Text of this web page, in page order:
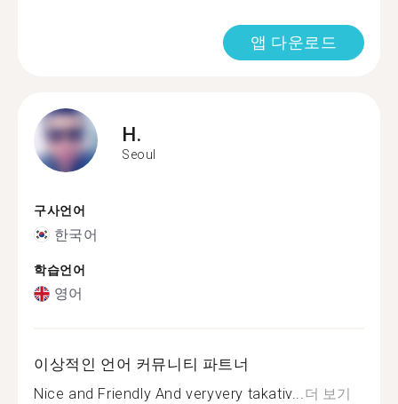
앱 다운로드
H.
Seoul
구사언어
한국어
학습언어
영어
이상적인 언어 커뮤니티 파트너
Nice and Friendly And veryvery takativ...더 보기